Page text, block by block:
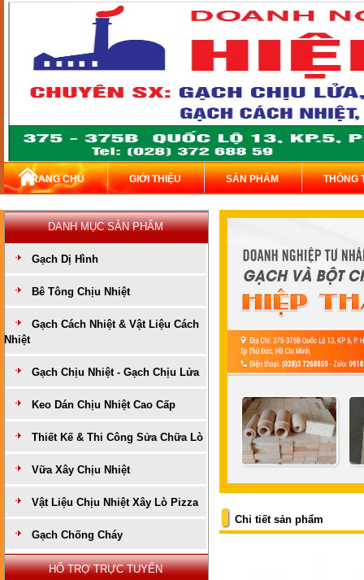
TRANG CHỦ GIỚI THIỆU SẢN PHẨM THÔNG
DANH MỤC SẢN PHẨM
Gạch Dị Hình
Bê Tông Chịu Nhiệt
Gạch Cách Nhiệt & Vật Liệu Cách
Nhiệt
Gạch Chịu Nhiệt - Gạch Chịu Lửa
Keo Dán Chịu Nhiệt Cao Cấp
Thiết Kế & Thi Công Sửa Chữa Lò
Vữa Xây Chịu Nhiệt
Vật Liệu Chịu Nhiệt Xây Lò Pizza
Gạch Chống Cháy
HỔ TRỢ TRỰC TUYẾN
Chi tiết sản phẩm